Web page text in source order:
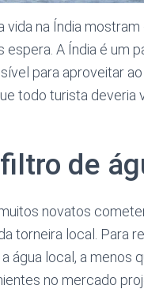
vida na Índia
espera. A Índia é um
para aproveitar
todo turista deveria
de
novatos
torneira local. Para
água local, a menos
no mercado